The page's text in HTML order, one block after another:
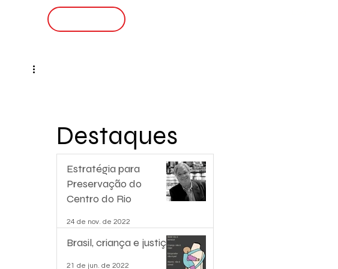
Estratégia para
Preservação do
Centro do Rio
24 de nov. de 2022
Brasil, criança e justiça.
21 de jun. de 2022
Destaques